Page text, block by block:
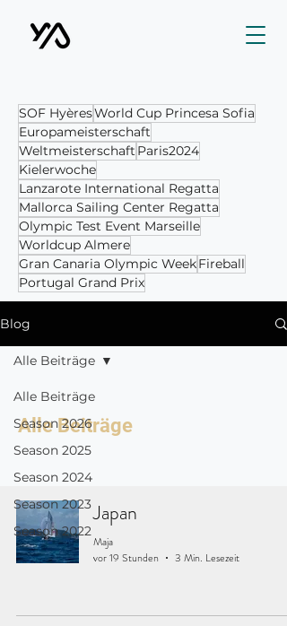
SOF HyèresWorld Cup Princesa Sofia
Europameisterschaft
Weltmeisterschaft Paris2024
Kielerwoche
Lanzarote International Regatta
Mallorca Sailing Center Regatta
Olympic Test Event Marseille
Worldcup Almere
Gran Canaria Olympic WeekFireball
Portugal Grand Prix
Blog
Alle Beiträge
Season 2026
Season 2025
Season 2024
Season 2023
Season 2022
Alle Beiträge
Alle Beiträge
Japan
Maja
vor 19 Stunden
3 Min. Lesezeit